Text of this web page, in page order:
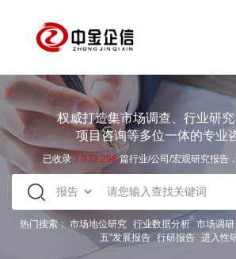
权威打造集市场调查、行业研
项目咨询等多位一体的专业
已收录 7.973.258篇行业/公司/宏观研究报告
热门搜索： 市场地位研究 行业数据分析 市场调研
五”发展报告 行研报告 进入性